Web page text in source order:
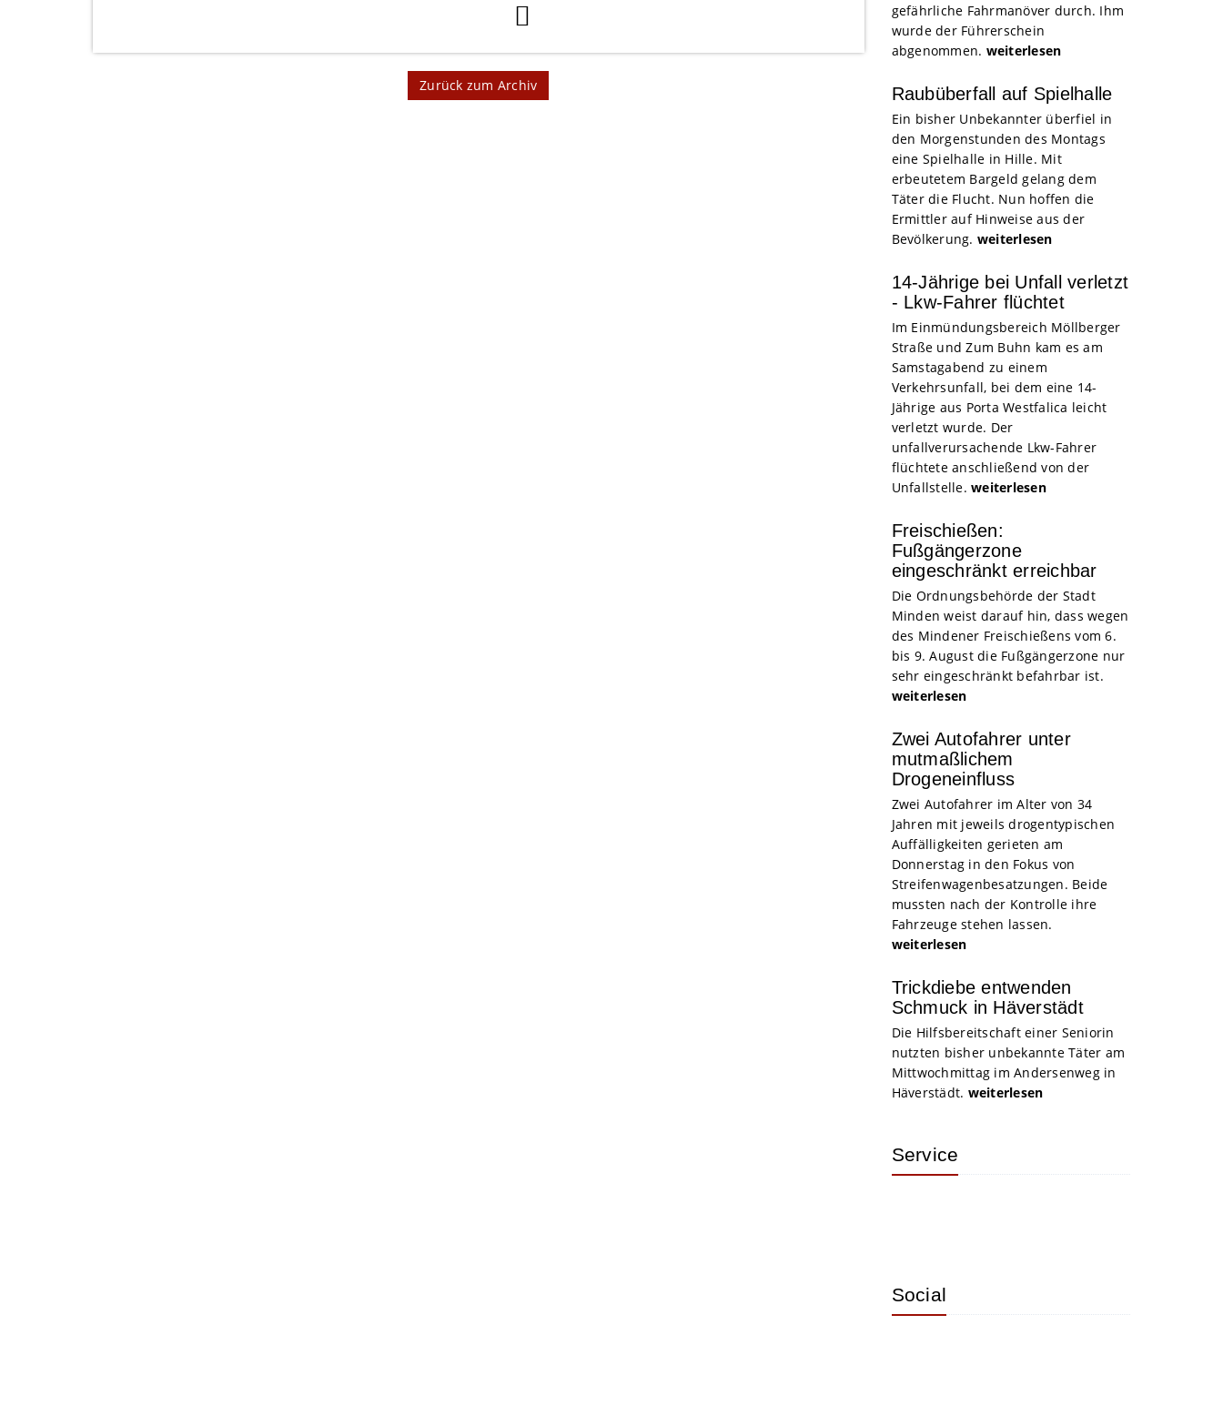
Zurück zum Archiv
gefährliche Fahrmanöver durch. Ihm
wurde der Führerschein
abgenommen. weiterlesen
Raubüberfall auf Spielhalle
Ein bisher Unbekannter überfiel in
den Morgenstunden des Montags
eine Spielhalle in Hille. Mit
erbeutetem Bargeld gelang dem
Täter die Flucht. Nun hoffen die
Ermittler auf Hinweise aus der
Bevölkerung. weiterlesen
14-Jährige bei Unfall verletzt
- Lkw-Fahrer flüchtet
Im Einmündungsbereich Möllberger
Straße und Zum Buhn kam es am
Samstagabend zu einem
Verkehrsunfall, bei dem eine 14-
Jährige aus Porta Westfalica leicht
verletzt wurde. Der
unfallverursachende Lkw-Fahrer
flüchtete anschließend von der
Unfallstelle. weiterlesen
Freischießen:
Fußgängerzone
eingeschränkt erreichbar
Die Ordnungsbehörde der Stadt
Minden weist darauf hin, dass wegen
des Mindener Freischießens vom 6.
bis 9. August die Fußgängerzone nur
sehr eingeschränkt befahrbar ist.
weiterlesen
Zwei Autofahrer unter
mutmaßlichem
Drogeneinfluss
Zwei Autofahrer im Alter von 34
Jahren mit jeweils drogentypischen
Auffälligkeiten gerieten am
Donnerstag in den Fokus von
Streifenwagenbesatzungen. Beide
mussten nach der Kontrolle ihre
Fahrzeuge stehen lassen.
weiterlesen
Trickdiebe entwenden
Schmuck in Häverstädt
Die Hilfsbereitschaft einer Seniorin
nutzten bisher unbekannte Täter am
Mittwochmittag im Andersenweg in
Häverstädt. weiterlesen
Service
Social